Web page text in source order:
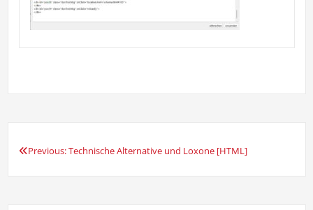
Beitrags-
Previous:Technische Alternative und Loxone [HTML]